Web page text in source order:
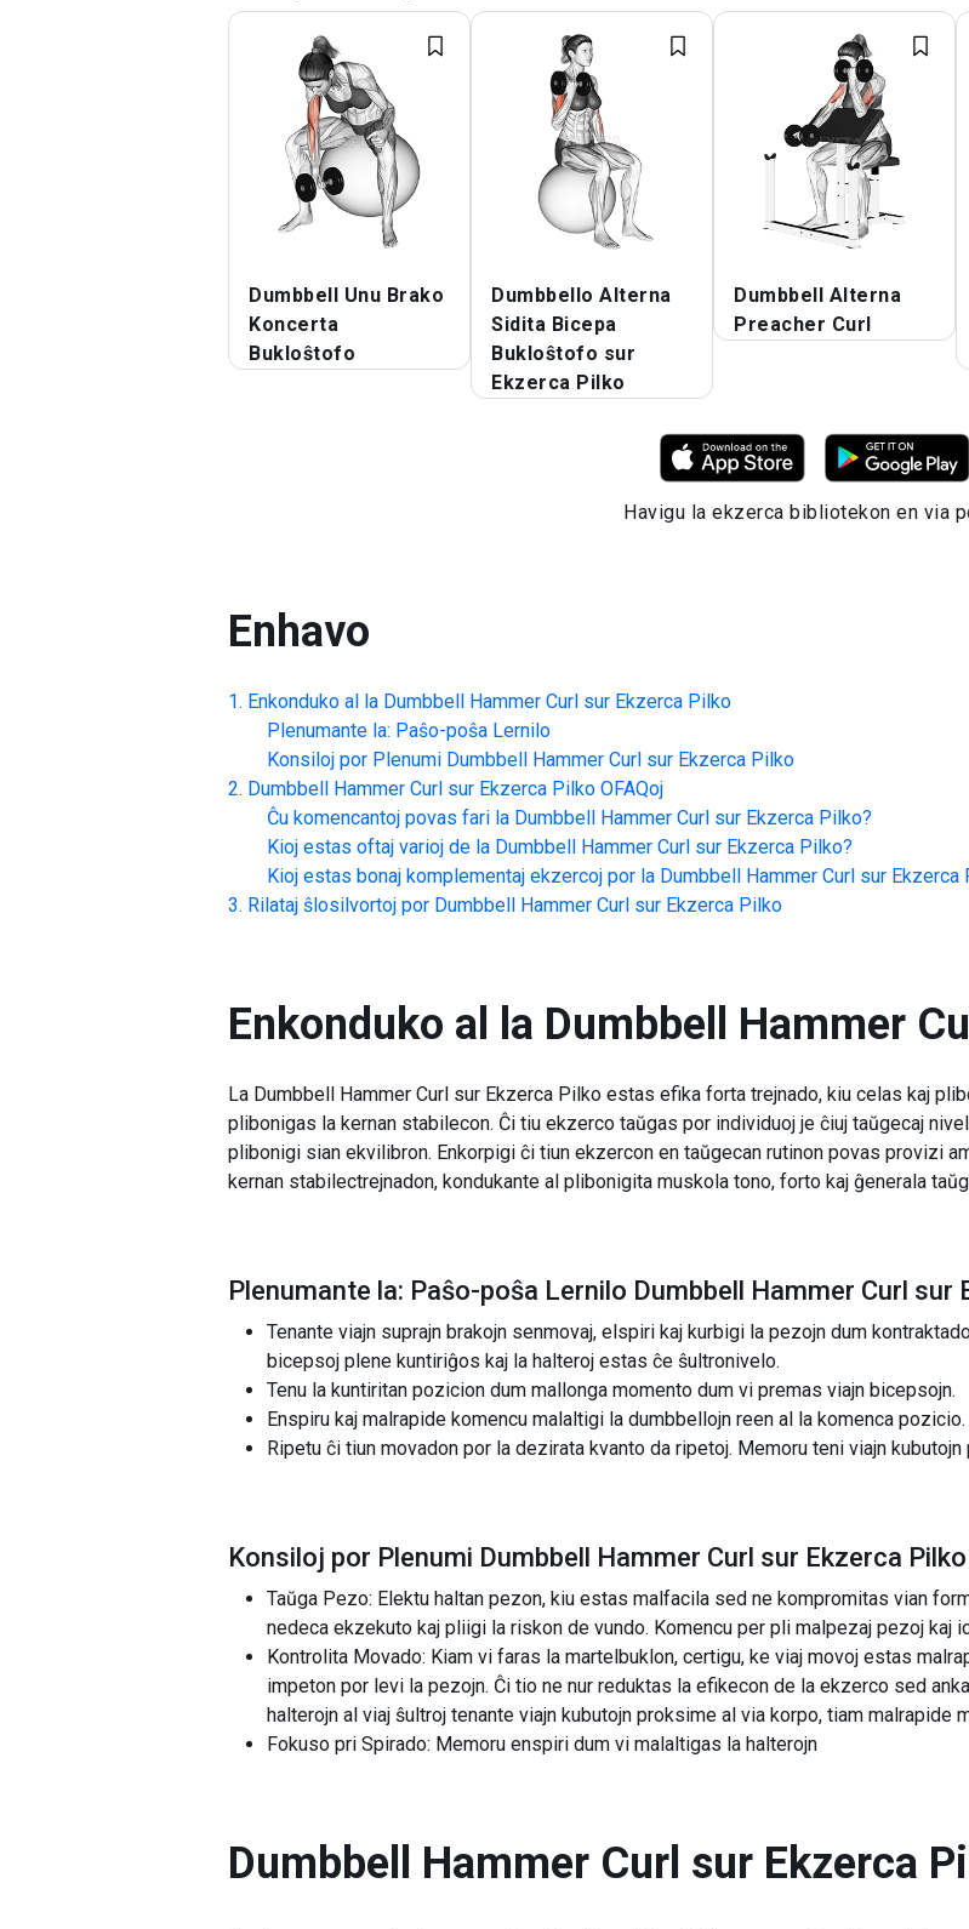
Dumbbell Unu Brako
Koncerta
Bukloŝtofo
Dumbbello Alterna
Sidita Bicepa
Bukloŝtofo sur
Ekzerca Pilko
Dumbbell Alterna
Preacher Curl
Havigu la ekzerca bibliotekon en via
Enhavo
Enkonduko al la Dumbbell Hammer Curl sur Ekzerca Pilko
Plenumante la: Paŝo-poŝa Lernilo
Konsiloj por Plenumi Dumbbell Hammer Curl sur Ekzerca Pilko
Dumbbell Hammer Curl sur Ekzerca Pilko OFAQoj
Ĉu komencantoj povas fari la Dumbbell Hammer Curl sur Ekzerca Pilko?
Kioj estas oftaj varioj de la Dumbbell Hammer Curl sur Ekzerca Pilko?
Kioj estas bonaj komplementaj ekzercoj por la Dumbbell Hammer Curl sur Ekzerca
Rilataj ŝlosilvortoj por Dumbbell Hammer Curl sur Ekzerca Pilko
Enkonduko al la Dumbbell Hammer
La Dumbbell Hammer Curl sur Ekzerca Pilko estas efika forta trejnado, kiu celas kaj
plibonigas la kernan stabilecon. Ĉi tiu ekzerco taŭgas por individuoj je ĉiuj taŭgecaj
plibonigi sian ekvilibron. Enkorpigi ĉi tiun ekzercon en taŭgecan rutinon povas provizi
kernan stabilectrejnadon, kondukante al plibonigita muskola tono, forto kaj ĝenerala
Plenumante la: Paŝo-poŝa Lernilo Dumbbell Hammer Curl sur
Tenante viajn suprajn brakojn senmovaj, elspiri kaj kurbigi la pezojn dum
bicepsoj plene kuntiriĝos kaj la halteroj estas ĉe ŝultronivelo.
Tenu la kuntiritan pozicion dum mallonga momento dum vi premas viajn bicepsojn.
Enspiru kaj malrapide komencu malaltigi la dumbbellojn reen al la komenca pozicio.
Ripetu ĉi tiun movadon por la dezirata kvanto da ripetoj. Memoru teni viajn
Konsiloj por Plenumi Dumbbell Hammer Curl sur Ekzerca Pilko
Taŭga Pezo: Elektu haltan pezon, kiu estas malfacila sed ne kompromitas vian
nedeca ekzekuto kaj pliigi la riskon de vundo. Komencu per pli malpezaj pezoj kaj
Kontrolita Movado: Kiam vi faras la martelbuklon, certigu, ke viaj movoj estas
impeton por levi la pezojn. Ĉi tio ne nur reduktas la efikecon de la ekzerco sed
halterojn al viaj ŝultroj tenante viajn kubutojn proksime al via korpo, tiam malrapide
Fokuso pri Spirado: Memoru enspiri dum vi malaltigas la halterojn
Dumbbell Hammer Curl sur Ekzerca